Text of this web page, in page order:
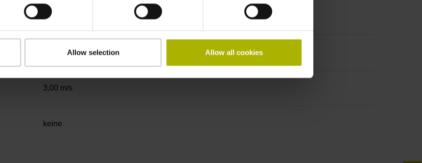
Allow selection Allow all cookies
Flanschdose, Stift, 14-polig
3,00 m/s
keine